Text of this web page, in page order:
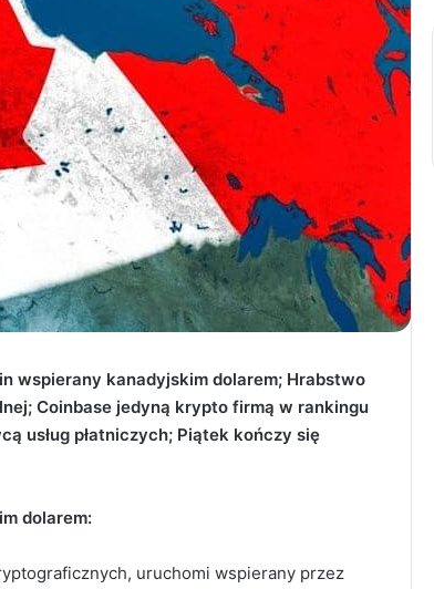
wspierany kanadyjskim dolarem; Hrabstwo
Coinbase jedyną krypto firmą w rankingu
usług płatniczych; Piątek kończy się
dolarem:
uruchomi wspierany przez